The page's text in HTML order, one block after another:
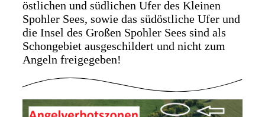
östlichen und südlichen Ufer des Kleinen
Spohler Sees, sowie das südöstliche Ufer und
die Insel des Großen Spohler Sees sind als
Schongebiet ausgeschildert und nicht zum
Angeln freigegeben!